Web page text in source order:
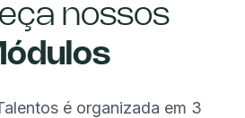
nossos
é organizada em 3